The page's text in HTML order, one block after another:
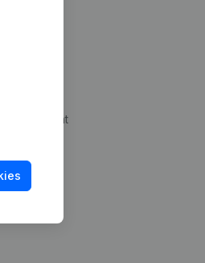
op maat